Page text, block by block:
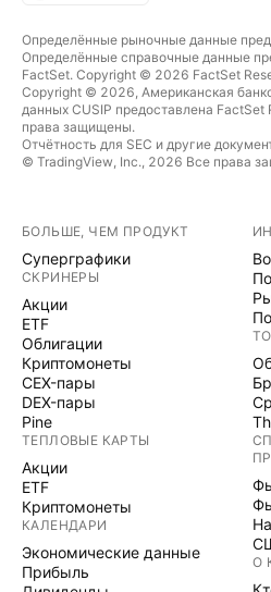
линией сверху вниз, это
краткосрочное явление,
MACD пересечет свою
вврех, что в конечном итоге
начался восходящий тренд
Незабывайте что Япония
японских инвесторов
этого актива. И если кто
прокомментировать, в TV
деле так, что дивиденды за
~6.50 были 9 и 10$ за
Всем удачного трейдинга!
Определённые рыночные данные
Определённые справочные данные
FactSet. Copyright © 2026 FactSet
Copyright © 2026, Американская
данных CUSIP предоставлена FactSet
права защищены.
Отчётность для SEC и другие
© TradingView, Inc., 2026 Все права
БОЛЬШЕ, ЧЕМ ПРОДУКТ
Суперграфики
СКРИНЕРЫ
Акции
ETF
Облигации
Криптомонеты
CEX-пары
DEX-пары
Pine
ТЕПЛОВЫЕ КАРТЫ
Акции
ETF
Криптомонеты
КАЛЕНДАРИ
Экономические данные
Прибыль
О